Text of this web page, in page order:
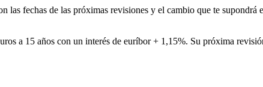
las fechas de las próximas revisiones y el cambio que te supondrá
a 15 años con un interés de euríbor + 1,15%. Su próxima